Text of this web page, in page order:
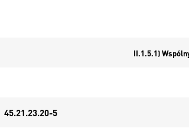
II.1.5.1)
45.21.23.20-5